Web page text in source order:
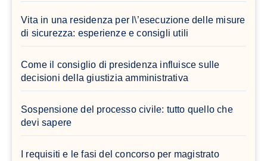
Vita in una residenza per l\’esecuzione delle misure
di sicurezza: esperienze e consigli utili
Come il consiglio di presidenza influisce sulle
decisioni della giustizia amministrativa
Sospensione del processo civile: tutto quello che
devi sapere
I requisiti e le fasi del concorso per magistrato